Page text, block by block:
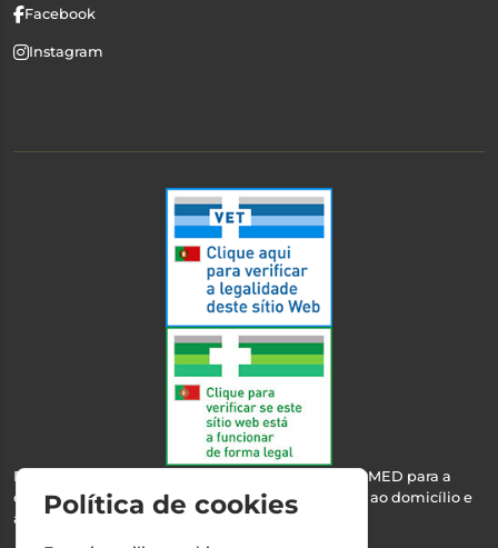
Facebook
Instagram
Esta farmácia encontra-se autorizada pelo INFARMED para a
dispensa de medicamentos e produtos de saúde ao domicílio e
através da internet.
Política de cookies